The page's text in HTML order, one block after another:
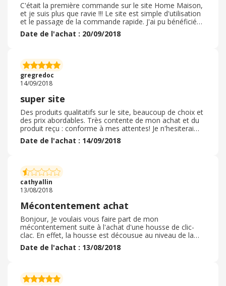
C'était la première commande sur le site Home Maison,
et je suis plus que ravie !!! Le site est simple d'utilisation
et le passage de la commande rapide. J'ai pu bénéficié
d'une offre de remise de 5 % en plus des réductions
appliquées sur les articles choisis. J'ai reçu des mails de
point relay, donc très très réactif. Les articles sont
conformes à la description et correspondent
parfaitement à mes attentes. Je recommande sans
hésitation !!!
Date de l'achat : 20/09/2018
gregredoc
14/09/2018
super site
Des produits qualitatifs sur le site, beaucoup de choix et
des prix abordables. Très contente de mon achat et du
produit reçu : conforme à mes attentes! Je n'hesiterai
pas à retourner sur le site. La livraison a pris un certain
temps car un article etait en rupture de stock mais au
de chacun. Navigation egalement correcte sur le site et
pas trop complique pour faire des recherches en
fonction des differentes categories de produits.
Date de l'achat : 14/09/2018
cathyallin
13/08/2018
Mécontentement achat
Bonjour, Je voulais vous faire part de mon
mécontentement suite à l'achat d'une housse de clic-
clac. En effet, la housse est décousue au niveau de la
couture car tissu trop court. lorsque que j'ai appelé, on
m'a répondu que le délai de 15 jours est dépassé pour
type de problème compte tenu que c'est un défaut
flagrant de fabrication. Pour cela, je ne recommande
Date de l'achat : 13/08/2018